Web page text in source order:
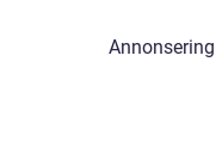
Annonsering